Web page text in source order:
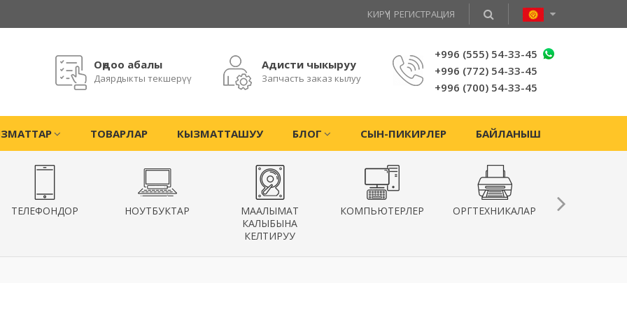
КИРҮҮ | РЕГИСТРАЦИЯ
Оңдоо абалы
Даярдыкты текшерүү
Адисти чыкыруу
Запчасть заказ кылуу
+996 (555) 54-33-45
+996 (772) 54-33-45
+996 (700) 54-33-45
ТОВАРЛАР КЫЗМАТТАШУУ БЛОГ СЫН-ПИКИРЛЕР БАЙЛАНЫШ
ТЕЛЕФОНДОР НОУТБУКТАР
МААЛЫМАТ
КАЛЫБЫНА
КЕЛТИРУУ
КОМПЬЮТЕРЛЕР ОРГТЕХНИКАЛАР